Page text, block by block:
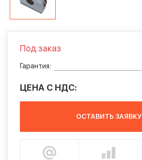
Под заказ
Гарантия:
ЦЕНА С НДС:
ОСТАВИТЬ ЗАЯВКУ